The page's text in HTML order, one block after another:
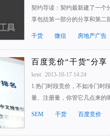
契约导读：契约最新建了一个
享包括第一部分的分享和第
干货 微信 房地产广告
百度竞价“干货”分享
kent
2013-10-17 14:24
1.热门时段竞价，不如冷门时
量、注册量，你管它几点来的
SEM 干货 百度竞价